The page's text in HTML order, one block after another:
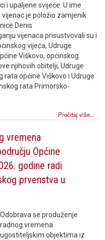
i upaljene svijeće. U ime
vijenac je položio zamjenik
Denis
vijenaca prisustvovali su i
vijeća, Udruge
Viškovo, općinskog
njihovih obitelji, Udruge
rata općine Viškovo i Udruge
rata Primorsko-
Pročitaj više...
vremena
Općine
godine radi
prvenstva u
Odobrava se produženje
radnog vremena
ugostiteljskim objektima iz